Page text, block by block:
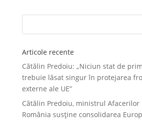
Articole recente
Cătălin Predoiu: „Niciun stat de
trebuie lăsat singur în protejarea
externe ale UE”
Cătălin Predoiu, ministrul Afacerilor
România susține consolidarea